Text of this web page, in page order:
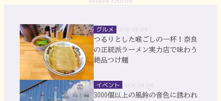
グルメ
つるりとした喉ごしの一杯！奈良
の正統派ラーメン実力店で味わう
絶品つけ麺
イベント
3000個以上の風鈴の音色に誘われ